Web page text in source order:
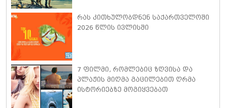
ისაუბრა
რას კითხულობდნენ საქართველოში
2026 წლის ივლისში
7 ფილმი, რომლებიც ზღვისა და
პლაჟის მიღმა გაცილებით ღრმა
ისტორიებზე მოგიყვებათ